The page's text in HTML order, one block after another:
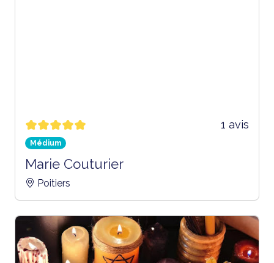
1 avis
Médium
Marie Couturier
Poitiers